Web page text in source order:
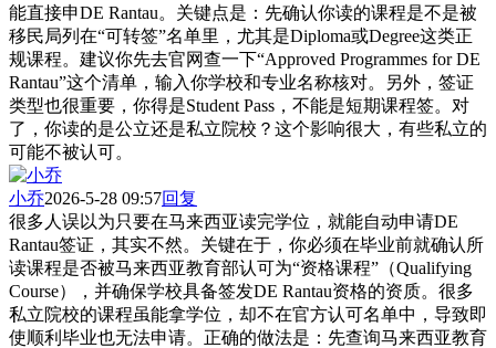
能直接申DE Rantau。关键点是：先确认你读的课程是不是被
移民局列在“可转签”名单里，尤其是Diploma或Degree这类正
规课程。建议你先去官网查一下“Approved Programmes for DE
Rantau”这个清单，输入你学校和专业名称核对。另外，签证
类型也很重要，你得是Student Pass，不能是短期课程签。对
了，你读的是公立还是私立院校？这个影响很大，有些私立的
可能不被认可。
小乔2026-5-28 09:57回复
很多人误以为只要在马来西亚读完学位，就能自动申请DE
Rantau签证，其实不然。关键在于，你必须在毕业前就确认所
读课程是否被马来西亚教育部认可为“资格课程”（Qualifying
Course），并确保学校具备签发DE Rantau资格的资质。很多
私立院校的课程虽能拿学位，却不在官方认可名单中，导致即
使顺利毕业也无法申请。正确的做法是：先查询马来西亚教育